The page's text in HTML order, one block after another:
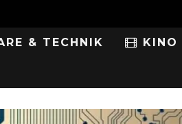
& TECHNIK KINO